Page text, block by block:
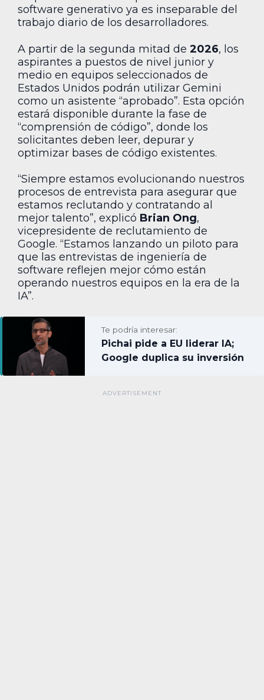
software generativo ya es inseparable del
trabajo diario de los desarrolladores.
A partir de la segunda mitad de 2026, los
aspirantes a puestos de nivel junior y
medio en equipos seleccionados de
Estados Unidos podrán utilizar Gemini
como un asistente “aprobado”. Esta opción
estará disponible durante la fase de
“comprensión de código”, donde los
solicitantes deben leer, depurar y
optimizar bases de código existentes.
“Siempre estamos evolucionando nuestros
procesos de entrevista para asegurar que
estamos reclutando y contratando al
mejor talento”, explicó Brian Ong,
vicepresidente de reclutamiento de
Google. “Estamos lanzando un piloto para
que las entrevistas de ingeniería de
software reflejen mejor cómo están
operando nuestros equipos en la era de la
IA”.
Te podría interesar:
Pichai pide a EU liderar IA;
Google duplica su inversión